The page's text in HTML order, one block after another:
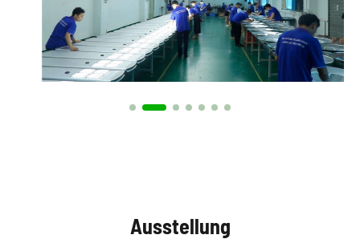
Ausstellung